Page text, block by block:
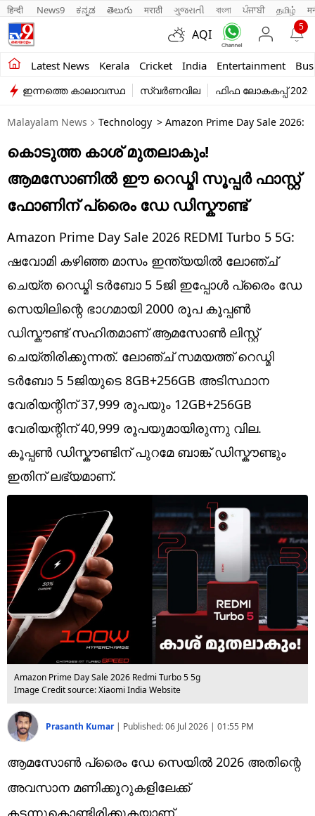
हिन्दी News9 ಕನ್ನಡ తెలుగు मराठी ગુજરાતી বাংলা ਪੰਜਾਬੀ தமிழ்
AQI
5
Latest News Kerala Cricket India Entertainment
Kerala
India
Entertainment
Business
Education
Lifestyle
world
Technology
Religion
Web Story
Short Videos
ഇന്നത്തെ കാലാവസ്ഥ സ്വർണവില ഫിഫ ലോകകപ്പ് 2026
Malayalam News Technology > Amazon Prime Day Sale 2026:
കൊടുത്ത കാശ് മുതലാകും!
ആമസോണിൽ ഈ റെഡ്മി സൂപ്പർ ഫാസ്റ്റ്
ഫോണിന് ​പ്രൈം ഡേ ഡിസ്കൗണ്ട്
Amazon Prime Day Sale 2026 REDMI Turbo 5 5G:
ഷവോമി കഴിഞ്ഞ മാസം ഇന്ത്യയിൽ ലോഞ്ച്
ചെയ്ത റെഡ്മി ടർബോ 5 5ജി ഇപ്പോൾ ​പ്രൈം ഡേ
സെയിലിന്റെ ഭാഗമായി 2000 രൂപ കൂപ്പൺ
ഡിസ്കൗണ്ട് സഹിതമാണ് ആമസോൺ ലിസ്റ്റ്
ചെയ്തിരിക്കുന്നത്. ലോഞ്ച് സമയത്ത് റെഡ്മി
ടർബോ 5 5ജിയുടെ 8GB+256GB അ‌ടിസ്ഥാന
വേരിയന്റിന് 37,999 രൂപയും 12GB+256GB
വേരിയന്റിന് 40,999 രൂപയുമായിരുന്നു വില.
കൂപ്പൺ ഡിസ്കൗണ്ടിന് പുറമേ ബാങ്ക് ഡിസ്കൗണ്ടും
ഇതിന് ലഭ്യമാണ്.
Amazon Prime Day Sale 2026 Redmi Turbo 5 5g
Image Credit source: Xiaomi India Website
Prasanth Kumar | Published:06 Jul 2026 | 01:55 PM
ആമസോൺ ​പ്രൈം ഡേ സെയിൽ 2026 അ‌തിന്റെ
അ‌വസാന മണിക്കൂറുകളിലേക്ക്
കടന്നുകൊണ്ടിരിക്കുകയാണ്.